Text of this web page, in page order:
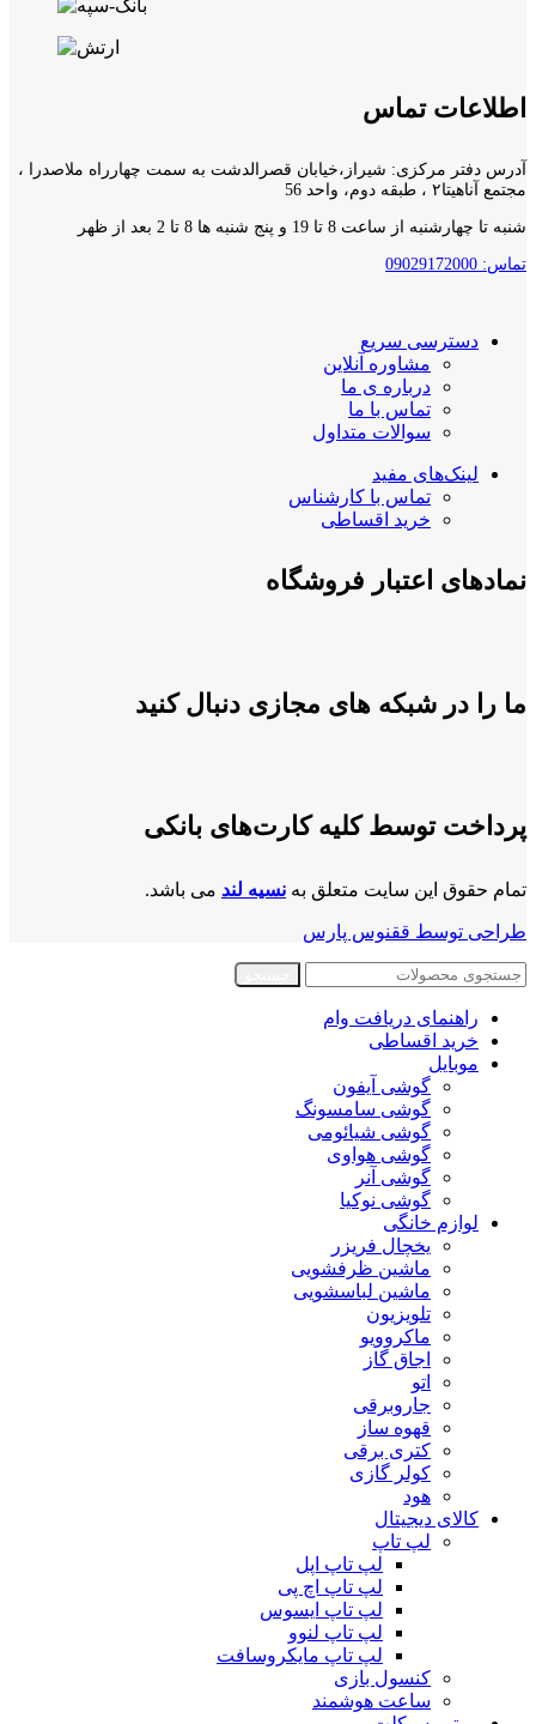
اطلاعات تماس
آدرس دفتر مرکزی: شیراز،خیابان قصرالدشت به سمت چهارراه ملاصدرا ،
مجتمع آناهیتا۲ ، طبقه دوم، واحد 56
شنبه تا چهارشنبه از ساعت 8 تا 19 و پنج شنبه ها 8 تا 2 بعد از ظهر
تماس: 09029172000
دسترسی سریع
مشاوره آنلاین
درباره ی ما
تماس با ما
سوالات متداول
لینک‌های مفید
تماس با کارشناس
خرید اقساطی
نمادهای اعتبار فروشگاه
ما را در شبکه های مجازی دنبال کنید
پرداخت توسط کلیه کارت‌های بانکی
تمام حقوق این سایت متعلق به نسیه لند می باشد.
طراحی توسط ققنوس پارس
راهنمای دریافت وام
خرید اقساطی
موبایل
گوشی آیفون
گوشی سامسونگ
گوشی شیائومی
گوشی هواوی
گوشی آنر
گوشی نوکیا
لوازم خانگی
یخچال فریزر
ماشین ظرفشویی
ماشین لباسشویی
تلویزیون
ماکروویو
اجاق گاز
اتو
جاروبرقی
قهوه ساز
کتری برقی
کولر گازی
هود
کالای دیجیتال
لپ تاپ
لپ تاپ اپل
لپ تاپ اچ پی
لپ تاپ ایسوس
لپ تاپ لنوو
لپ تاپ مایکروسافت
کنسول بازی
ساعت هوشمند